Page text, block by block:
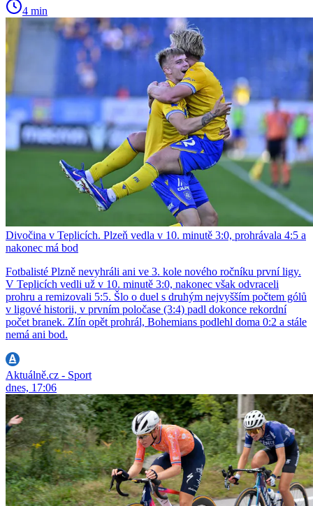
4 min
Divočina v Teplicích. Plzeň vedla v 10. minutě 3:0, prohrávala 4:5 a
nakonec má bod
Fotbalisté Plzně nevyhráli ani ve 3. kole nového ročníku první ligy.
V Teplicích vedli už v 10. minutě 3:0, nakonec však odvraceli
prohru a remizovali 5:5. Šlo o duel s druhým nejvyšším počtem gólů
v ligové historii, v prvním poločase (3:4) padl dokonce rekordní
počet branek. Zlín opět prohrál, Bohemians podlehl doma 0:2 a stále
nemá ani bod.
Aktuálně.cz - Sport
dnes, 17:06